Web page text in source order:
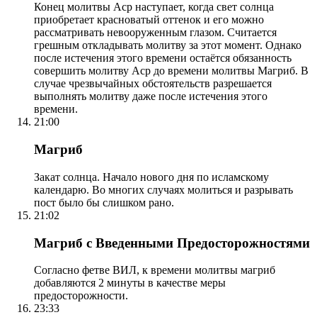
Конец молитвы Аср наступает, когда свет солнца
приобретает красноватый оттенок и его можно
рассматривать невооруженным глазом. Считается
грешным откладывать молитву за этот момент. Однако
после истечения этого времени остаётся обязанность
совершить молитву Аср до времени молитвы Магриб. В
случае чрезвычайных обстоятельств разрешается
выполнять молитву даже после истечения этого
времени.
21:00
Магриб
Закат солнца. Начало нового дня по исламскому
календарю. Во многих случаях молиться и разрывать
пост было бы слишком рано.
21:02
Магриб с Введенными Предосторожностями
Согласно фетве ВИЛ, к времени молитвы магриб
добавляются 2 минуты в качестве меры
предосторожности.
23:33